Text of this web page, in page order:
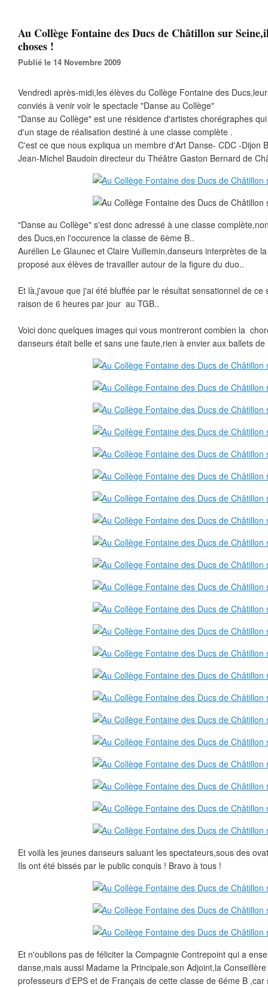
Au Collège Fontaine des Ducs de Châtillon sur
choses !
Publié le 14 Novembre 2009
Vendredi après-midi,les élèves du Collège Fontaine des
conviés à venir voir le spectacle "Danse au Collège"
"Danse au Collège" est une résidence d'artistes chorégraphes
d'un stage de réalisation destiné à une classe complète .
C'est ce que nous expliqua un membre d'Art Danse- CDC -Dijon
Jean-Michel Baudoin directeur du Théâtre Gaston Bernard de
"Danse au Collège" s'est donc adressé à une classe
des Ducs,en l'occurence la classe de 6ème B..
Aurélien Le Glaunec et Claire Vuillemin,danseurs interprètes de
proposé aux élèves de travailler autour de la figure du duo..
Et là,j'avoue que j'ai été bluffée par le résultat sensationnel de
raison de 6 heures par jour au TGB..
Voici donc quelques images qui vous montreront combien la
danseurs était belle et sans une faute,rien à envier aux ballets
Et voilà les jeunes danseurs saluant les spectateurs,sous des
Ils ont été bissés par le public conquis ! Bravo à tous !
Et n'oublions pas de féliciter la Compagnie Contrepoint qui a
danse,mais aussi Madame la Principale,son Adjoint,la
professeurs d'EPS et de Français de cette classe de 6éme B